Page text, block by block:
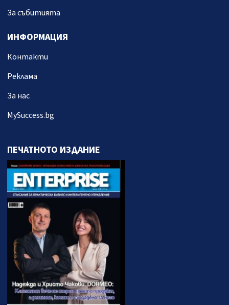
За събитията
ИНФОРМАЦИЯ
Контакти
Реклама
За нас
MySuccess.bg
ПЕЧАТНОТО ИЗДАНИЕ